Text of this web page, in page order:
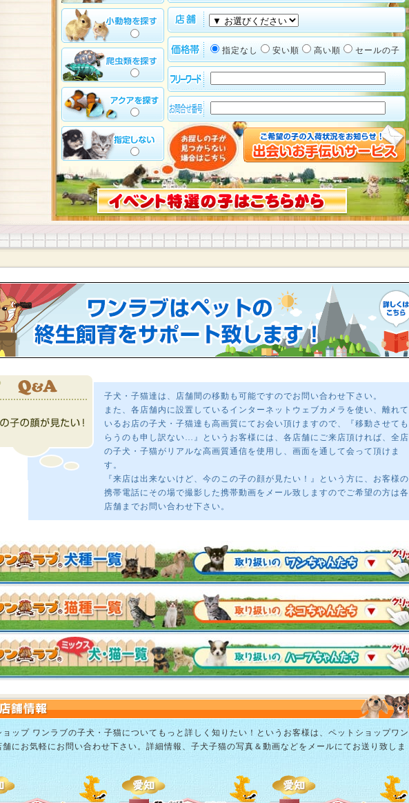
指定なし 安い順 高い順 セールの子
子犬・子猫達は、店舗間の移動も可能ですのでお問い合わせ下さい。
また、各店舗内に設置しているインターネットウェブカメラを使い、離れて
いるお店の子犬・子猫達も高画質にてお会い頂けますので、『移動させても
らうのも申し訳ない…』というお客様には、各店舗にご来店頂ければ、全店
の子犬・子猫がリアルな高画質通信を使用し、画面を通して会って頂けま
す。
『来店は出来ないけど、今のこの子の顔が見たい！』という方に、お客様の
携帯電話にその場で撮影した携帯動画をメール致しますのでご希望の方は各
店舗までお問い合わせ下さい。
ョップ ワンラブの子犬・子猫についてもっと詳しく知りたい！というお客様は、ペットショップワン
舗にお気軽にお問い合わせ下さい。詳細情報、子犬子猫の写真＆動画などをメールにてお送り致しま